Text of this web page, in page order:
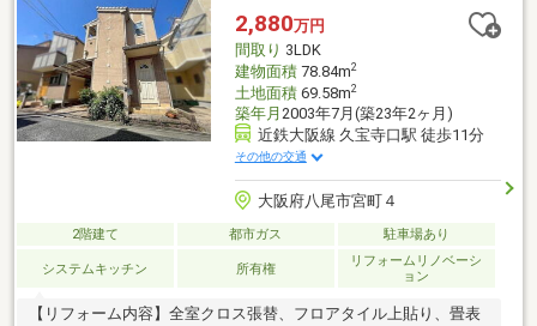
でまずはご希望条件をお聞かせください。ご来店お待ちしており
ます。
2,880万円
間取り 3LDK
建物面積78.84m2
土地面積69.58m2
築年月 2003年7月(築23年2ヶ月)
近鉄大阪線 久宝寺口駅 徒歩11分
その他の交通
大阪府八尾市宮町４
2階建て 都市ガス 駐車場あり
システムキッチン 所有権
リフォームリノベーシ
ョン
【リフォーム内容】全室クロス張替、フロアタイル上貼り、畳表